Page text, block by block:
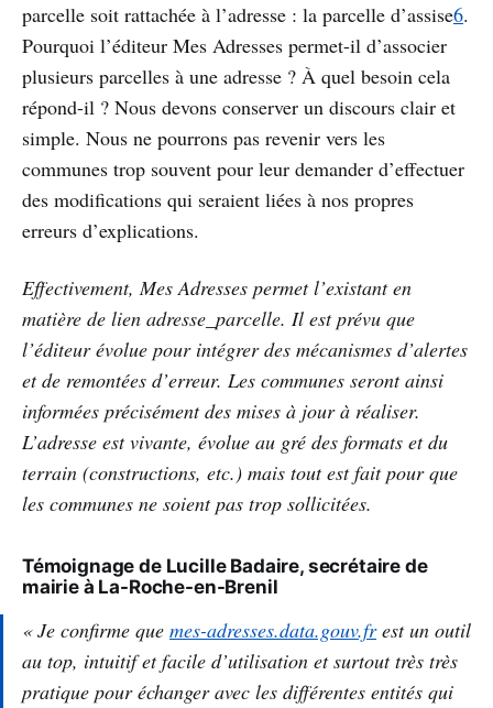
parcelle soit rattachée à l’adresse : la parcelle d’assise6.
Pourquoi l’éditeur Mes Adresses permet-il d’associer
plusieurs parcelles à une adresse ? À quel besoin cela
répond-il ? Nous devons conserver un discours clair et
simple. Nous ne pourrons pas revenir vers les
communes trop souvent pour leur demander d’effectuer
des modifications qui seraient liées à nos propres
erreurs d’explications.
Effectivement, Mes Adresses permet l’existant en
matière de lien adresse_parcelle. Il est prévu que
l’éditeur évolue pour intégrer des mécanismes d’alertes
et de remontées d’erreur. Les communes seront ainsi
informées précisément des mises à jour à réaliser.
L’adresse est vivante, évolue au gré des formats et du
terrain (constructions, etc.) mais tout est fait pour que
les communes ne soient pas trop sollicitées.
Témoignage de Lucille Badaire, secrétaire de
mairie à La-Roche-en-Brenil
« Je confirme que mes-adresses.data.gouv.frest un outil
au top, intuitif et facile d’utilisation et surtout très très
pratique pour échanger avec les différentes entités qui